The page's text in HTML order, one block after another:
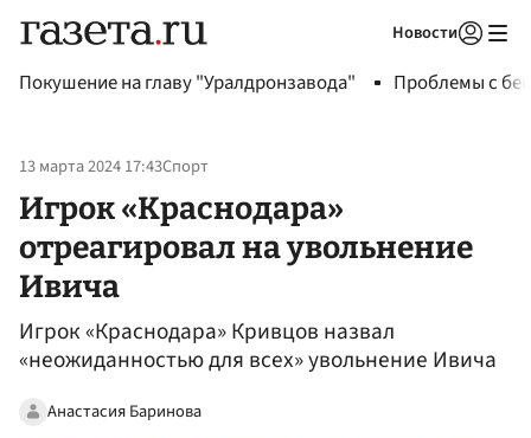
Новости
Покушение на главу "Уралдронзавода" Проблемы с
13 марта 2024 17:43Спорт
Игрок «Краснодара»
отреагировал на увольнение
Ивича
Игрок «Краснодара» Кривцов назвал
«неожиданностью для всех» увольнение Ивича
Анастасия Баринова